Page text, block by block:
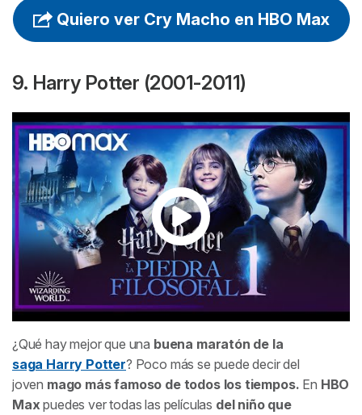
Quiero ver Cry Macho en HBO Max
9. Harry Potter (2001-2011)
¿Qué hay mejor que una buena maratón de la
saga Harry Potter? Poco más se puede decir del
joven mago más famoso de todos los tiempos. En HBO
Maxpuedes ver todas las películas del niño que